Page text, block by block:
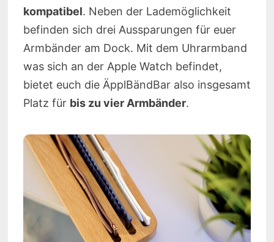
kompatibel. Neben der Lademöglichkeit
befinden sich drei Aussparungen für euer
Armbänder am Dock. Mit dem Uhrarmband
was sich an der Apple Watch befindet,
bietet euch die ÄpplBändBar also insgesamt
Platz für bis zu vier Armbänder.